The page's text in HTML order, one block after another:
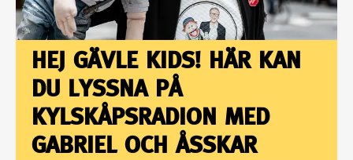
HEJ GÄVLE KIDS! HÄR KAN
DU LYSSNA PÅ
KYLSKÅPSRADION MED
GABRIEL OCH ÅSSKAR